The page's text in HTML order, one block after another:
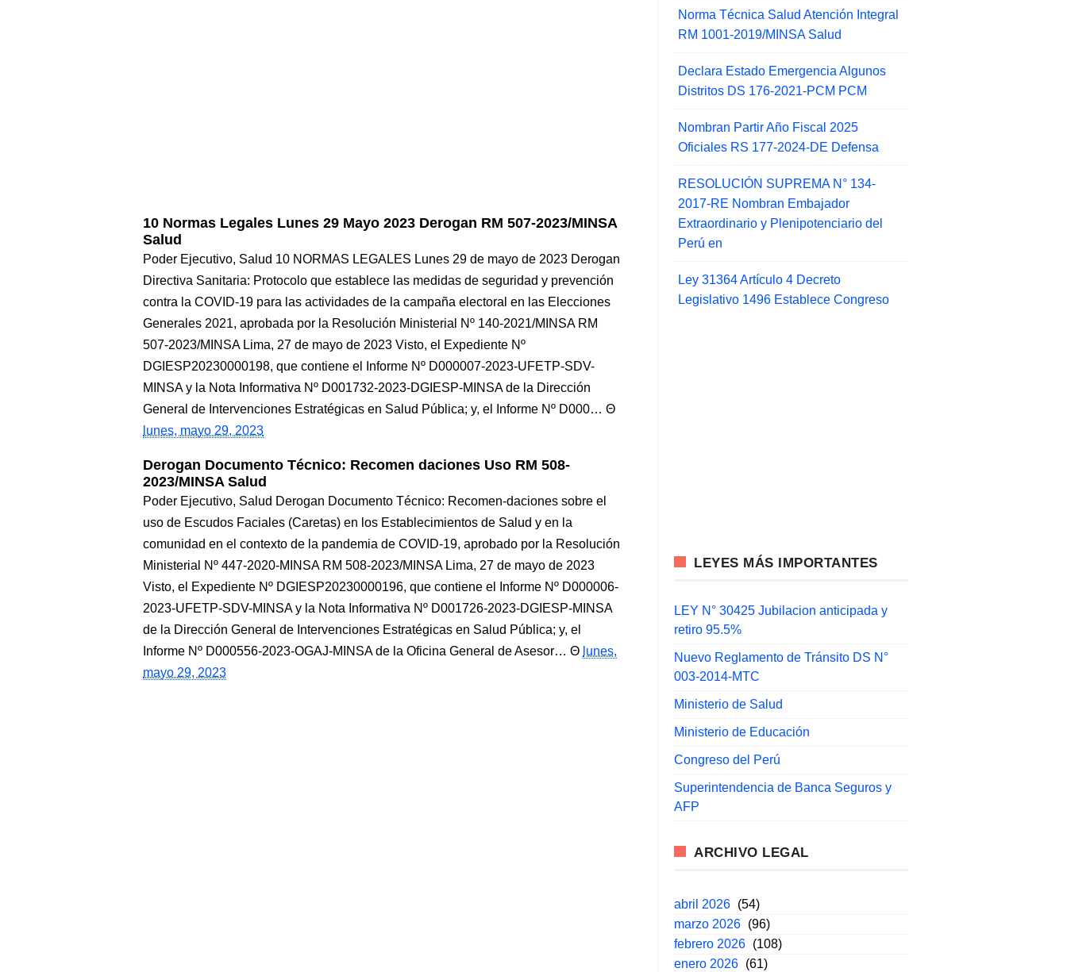
10 Normas Legales Lunes 29 Mayo 2023 Derogan RM 507-2023/MINSA
Salud
Poder Ejecutivo, Salud 10 NORMAS LEGALES Lunes 29 de mayo de 2023 Derogan
Directiva Sanitaria: Protocolo que establece las medidas de seguridad y prevención
contra la COVID-19 para las actividades de la campaña electoral en las Elecciones
Generales 2021, aprobada por la Resolución Ministerial Nº 140-2021/MINSA RM
507-2023/MINSA Lima, 27 de mayo de 2023 Visto, el Expediente Nº
DGIESP20230000198, que contiene el Informe Nº D000007-2023-UFETP-SDV-
MINSA y la Nota Informativa Nº D001732-2023-DGIESP-MINSA de la Dirección
General de Intervenciones Estratégicas en Salud Pública; y, el Informe Nº D000…
lunes, mayo 29, 2023
Derogan Documento Técnico: Recomen daciones Uso RM 508-
2023/MINSA Salud
Poder Ejecutivo, Salud Derogan Documento Técnico: Recomen-daciones sobre el
uso de Escudos Faciales (Caretas) en los Establecimientos de Salud y en la
comunidad en el contexto de la pandemia de COVID-19, aprobado por la Resolución
Ministerial Nº 447-2020-MINSA RM 508-2023/MINSA Lima, 27 de mayo de 2023
Visto, el Expediente Nº DGIESP20230000196, que contiene el Informe Nº D000006-
2023-UFETP-SDV-MINSA y la Nota Informativa Nº D001726-2023-DGIESP-MINSA
de la Dirección General de Intervenciones Estratégicas en Salud Pública; y, el
Informe Nº D000556-2023-OGAJ-MINSA de la Oficina General de Asesor…
lunes,
mayo 29, 2023
Norma Técnica Salud Atención Integral
RM 1001-2019/MINSA Salud
Declara Estado Emergencia Algunos
Distritos DS 176-2021-PCM PCM
Nombran Partir Año Fiscal 2025
Oficiales RS 177-2024-DE Defensa
RESOLUCIÓN SUPREMA N° 134-
2017-RE Nombran Embajador
Extraordinario y Plenipotenciario del
Perú en
Ley 31364 Artículo 4 Decreto
Legislativo 1496 Establece Congreso
LEYES MÁS IMPORTANTES
LEY N° 30425 Jubilacion anticipada y
retiro 95.5%
Nuevo Reglamento de Tránsito DS N°
003-2014-MTC
Ministerio de Salud
Ministerio de Educación
Congreso del Perú
Superintendencia de Banca Seguros y
AFP
ARCHIVO LEGAL
abril 2026 (54)
marzo 2026 (96)
febrero 2026 (108)
enero 2026 (61)